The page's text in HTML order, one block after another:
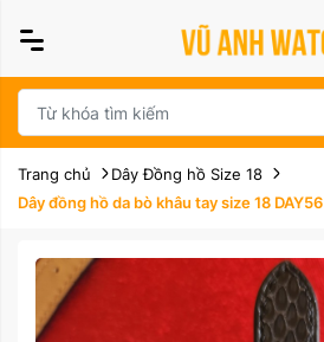
Trang chủ
Dây Đồng hồ Size 18
Dây đồng hồ da bò khâu tay size 18 DAY56